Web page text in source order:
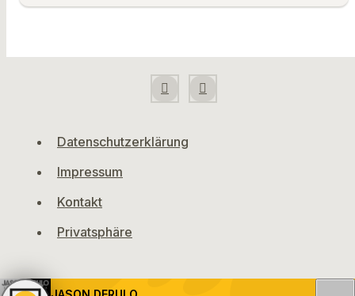
Datenschutzerklärung
Impressum
Kontakt
Privatsphäre